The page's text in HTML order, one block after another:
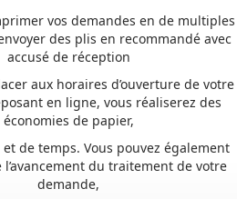
aux horaires d’ouverture de votre
en ligne, vous réaliserez des
et de temps. Vous pouvez également
l’avancement du traitement de votre
de la mairie, etc. Une fois déposée,
instruite de façon dématérialisée